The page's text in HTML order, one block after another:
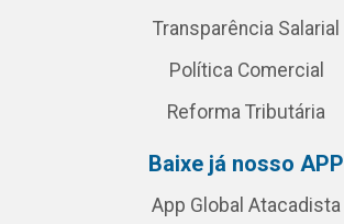
Transparência Salarial
Política Comercial
Reforma Tributária
Baixe já nosso APP
App Global Atacadista